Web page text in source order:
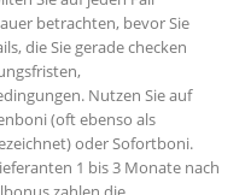
betrachten, bevor Sie
die Sie gerade checken
Nutzen Sie auf
(oft ebenso als
oder Sofortboni.
1 bis 3 Monate nach